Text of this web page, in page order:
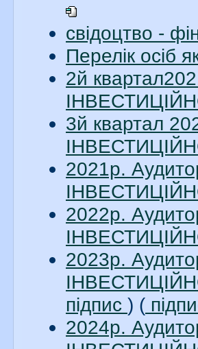
свідоцтво -
Перелік осіб
2й
3й квартал
2021р.
2022р.
2023р.
підпис ) (
2024р.